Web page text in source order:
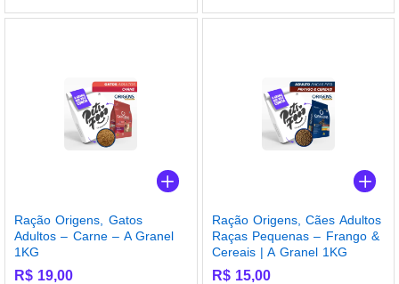
Ração Origens, Gatos
Adultos – Carne – A Granel
1KG
R$ 19,00
Ração Origens, Cães Adultos
Raças Pequenas – Frango &
Cereais | A Granel 1KG
R$15,00